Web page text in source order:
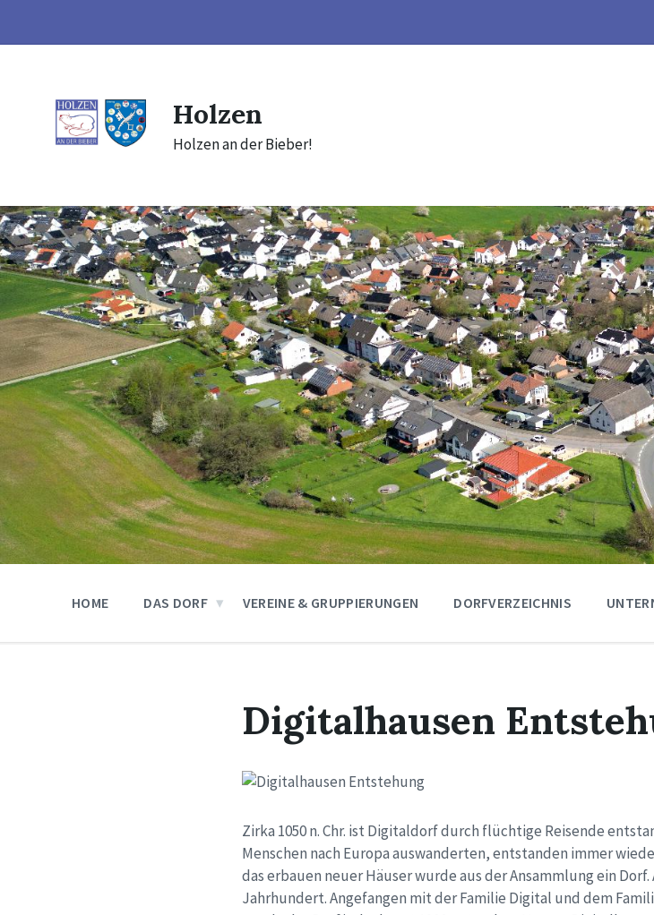
content
main
footer
Holzen
Holzen an der Bieber!
HOME DAS DORF VEREINE & GRUPPIERUNGEN DORFVERZEICHNIS
Digitalhausen
Zirka 1050 n. Chr. ist Digitaldorf durch flüchtige Reisende
Menschen nach Europa auswanderten, entstanden immer
das erbauen neuer Häuser wurde aus der Ansammlung ein
Jahrhundert. Angefangen mit der Familie Digital und dem